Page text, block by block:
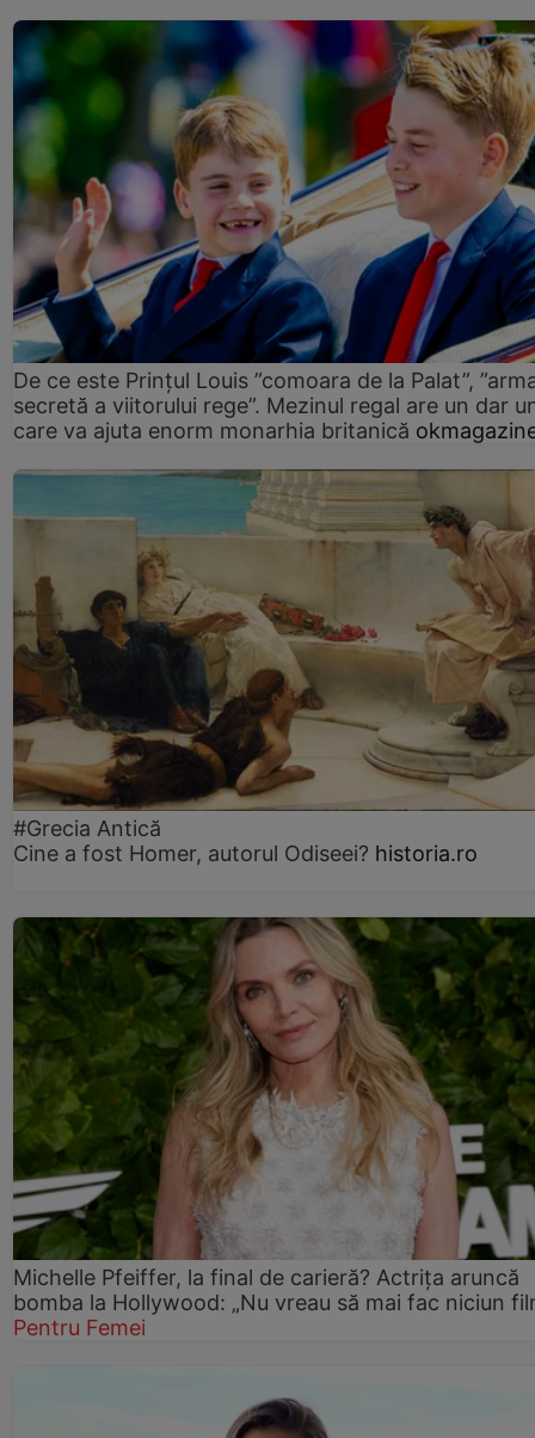
De ce este Prințul Louis ”comoara de la Palat”,
secretă a viitorului rege”. Mezinul regal are un dar
care va ajuta enorm monarhia britanică
#Grecia Antică
Cine a fost Homer, autorul Odiseei? historia.ro
Michelle Pfeiffer, la final de carieră? Actrița aruncă
bomba la Hollywood: „Nu vreau să mai fac niciun
Pentru Femei